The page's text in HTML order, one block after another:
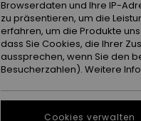
Browserdaten und Ihre IP-
zu präsentieren, um die
erfahren, um die Produkte
dass Sie Cookies, die Ihrer
aussprechen, wenn Sie den
Besucherzahlen). Weitere
Cookies verwalten